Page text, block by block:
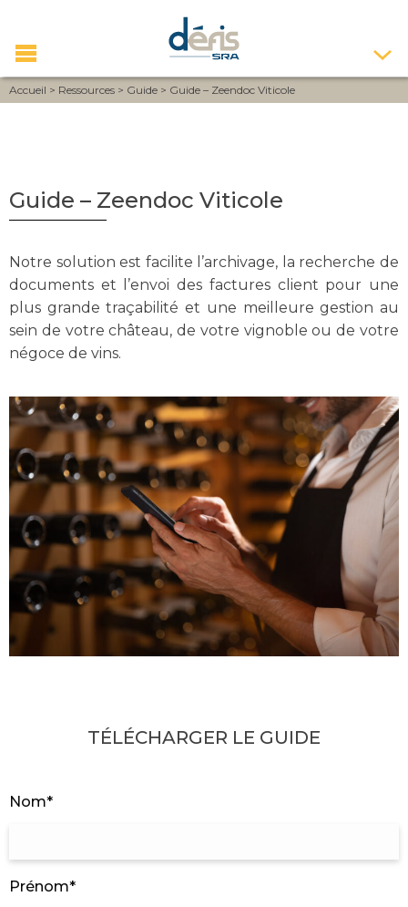
SERVICE
CONSULTING
GUIDES
LIVRES BLANCS
INFOGRAPHIE
Accueil > Ressources > Guide > Guide – Zeendoc Viticole
Guide – Zeendoc Viticole
Notre solution est facilite l’archivage, la recherche de
documents et l’envoi des factures client pour une
plus grande traçabilité et une meilleure gestion au
sein de votre château, de votre vignoble ou de votre
négoce de vins.
TÉLÉCHARGER LE GUIDE
Nom*
Prénom*